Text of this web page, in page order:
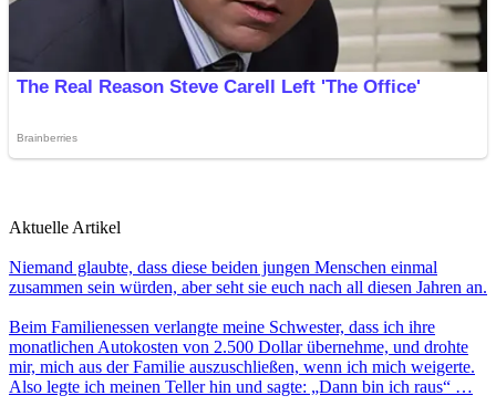
Aktuelle Artikel
Niemand glaubte, dass diese beiden jungen Menschen einmal
zusammen sein würden, aber seht sie euch nach all diesen Jahren an.
Beim Familienessen verlangte meine Schwester, dass ich ihre
monatlichen Autokosten von 2.500 Dollar übernehme, und drohte
mir, mich aus der Familie auszuschließen, wenn ich mich weigerte.
Also legte ich meinen Teller hin und sagte: „Dann bin ich raus“ …